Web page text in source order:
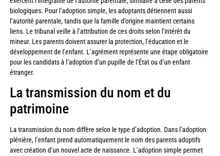
biologiques. Pour l’adoption simple, les adoptants détiennent aussi
l’autorité parentale, tandis que la famille d’origine maintient certains
liens. Le tribunal veille à l’attribution de ces droits selon l’intérêt du
mineur. Les parents doivent assurer la protection, l’éducation et le
développement de l’enfant. L’agrément représente une étape obligatoire
pour les candidats à l’adoption d’un pupille de l’État ou d’un enfant
étranger.
La transmission du nom et du
patrimoine
La transmission du nom diffère selon le type d’adoption. Dans l’adoption
plénière, l’enfant prend automatiquement le nom des parents adoptifs
avec création d’un nouvel acte de naissance. L’adoption simple permet